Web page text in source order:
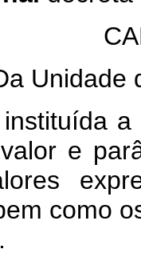
Unidade
e
como